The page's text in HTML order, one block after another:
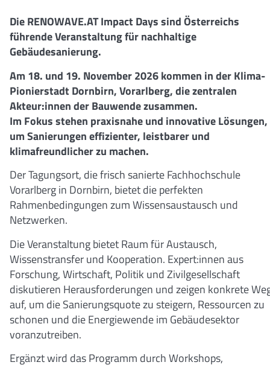
Die RENOWAVE.AT Impact Days sind Österreichs
führende Veranstaltung für nachhaltige
Gebäudesanierung.
Am 18. und 19. November 2026 kommen in der Klima-
Pionierstadt Dornbirn, Vorarlberg, die zentralen
Akteur:innen der Bauwende zusammen.
Im Fokus stehen praxisnahe und innovative Lösungen,
um Sanierungen effizienter, leistbarer und
klimafreundlicher zu machen.
Der Tagungsort, die frisch sanierte Fachhochschule
Vorarlberg in Dornbirn, bietet die perfekten
Rahmenbedingungen zum Wissensaustausch und
Netzwerken.
Die Veranstaltung bietet Raum für Austausch,
Wissenstransfer und Kooperation. Expert:innen aus
Forschung, Wirtschaft, Politik und Zivilgesellschaft
diskutieren Herausforderungen und zeigen konkrete
auf, um die Sanierungsquote zu steigern, Ressourcen zu
schonen und die Energiewende im Gebäudesektor
voranzutreiben.
Ergänzt wird das Programm durch Workshops,